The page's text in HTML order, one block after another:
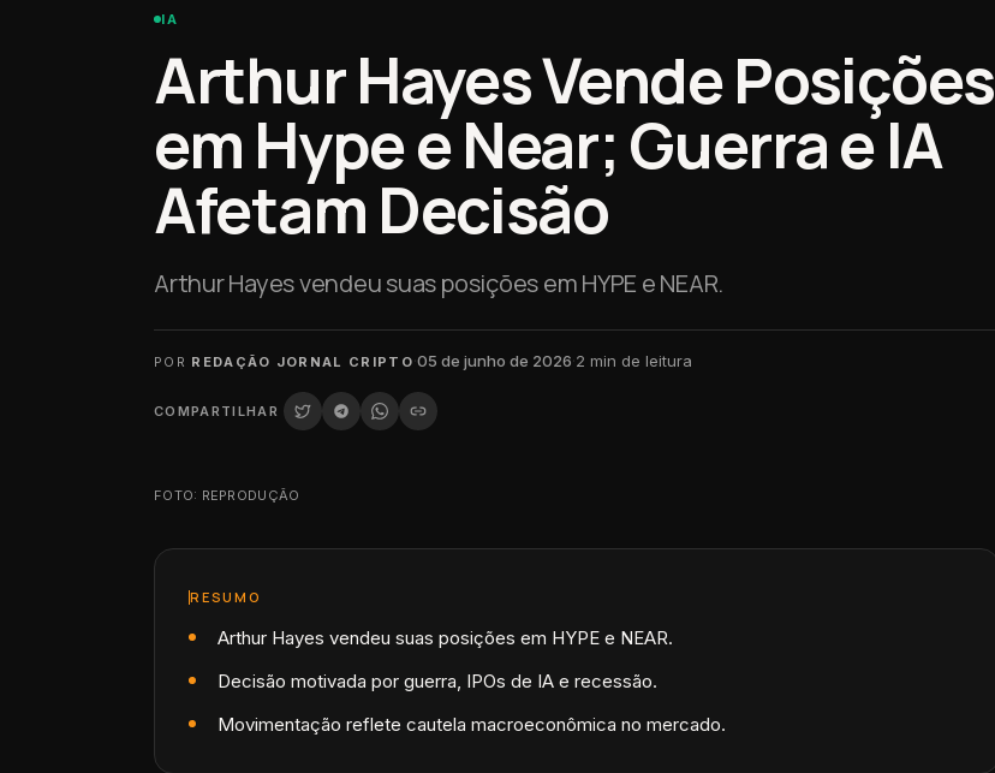
IA
Arthur Hayes Vende Posições
em Hype e Near; Guerra e IA
Afetam Decisão
Arthur Hayes vendeu suas posições em HYPE e NEAR.
POR REDAÇÃO JORNAL CRIPTO·05 de junho de 2026·2 min de leitura
COMPARTILHAR
FOTO: REPRODUÇÃO
RESUMO
Arthur Hayes vendeu suas posições em HYPE e NEAR.
Decisão motivada por guerra, IPOs de IA e recessão.
Movimentação reflete cautela macroeconômica no mercado.